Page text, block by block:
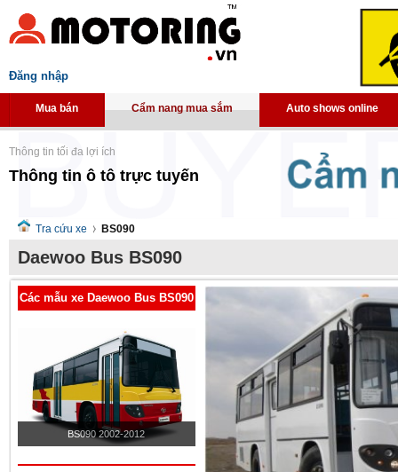
Đăng nhập
Mua bán Cẩm nang mua sắm Auto shows online
Thông tin tối đa lợi ích
Thông tin ô tô trực tuyến
Tra cứu xe BS090
Daewoo Bus BS090
Các mẫu xe Daewoo Bus BS090
BS090 2002-2012